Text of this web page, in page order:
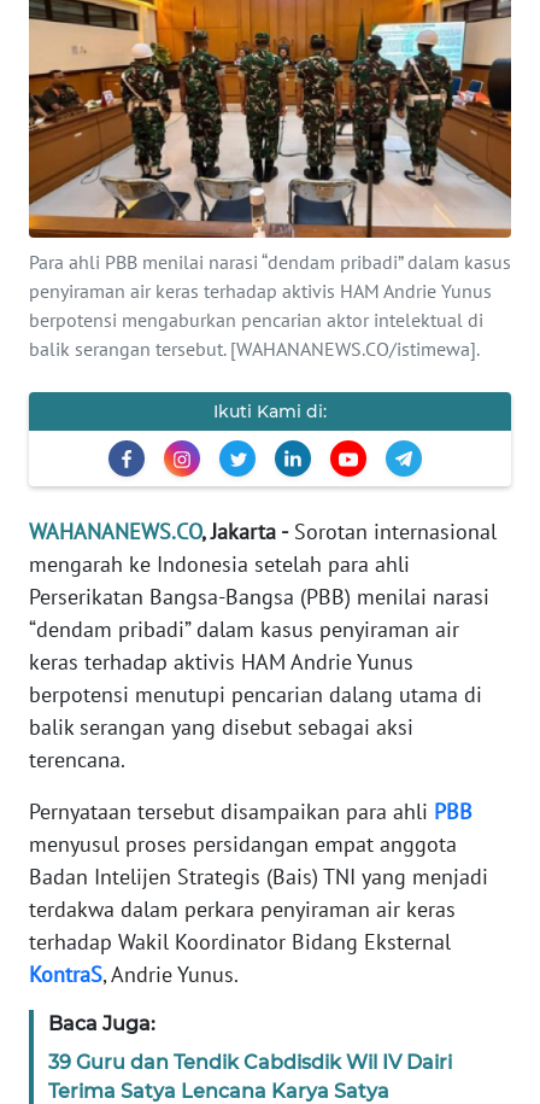
Para ahli PBB menilai narasi “dendam pribadi” dalam kasus
penyiraman air keras terhadap aktivis HAM Andrie Yunus
berpotensi mengaburkan pencarian aktor intelektual di
balik serangan tersebut. [WAHANANEWS.CO/istimewa].
Ikuti Kami di:
WAHANANEWS.CO, Jakarta -Sorotan internasional
mengarah ke Indonesia setelah para ahli
Perserikatan Bangsa-Bangsa (PBB) menilai narasi
“dendam pribadi” dalam kasus penyiraman air
keras terhadap aktivis HAM Andrie Yunus
berpotensi menutupi pencarian dalang utama di
balik serangan yang disebut sebagai aksi
terencana.
Pernyataan tersebut disampaikan para ahli PBB
menyusul proses persidangan empat anggota
Badan Intelijen Strategis (Bais) TNI yang menjadi
terdakwa dalam perkara penyiraman air keras
terhadap Wakil Koordinator Bidang Eksternal
KontraS, Andrie Yunus.
Baca Juga:
39 Guru dan Tendik Cabdisdik Wil IV Dairi
Terima Satya Lencana Karya Satya
KESEHATAN
INTERNASIONAL
SERBA-SERBI
PENDIDIKAN
OLAHRAGA
OPINI
Informasi
INDEKS
BERITA
KONTAK
INFO
IKLAN
TENTANG
KAMI
MEDIA
SIBER
KARIR